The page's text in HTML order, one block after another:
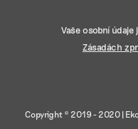
Vaše osobní
Zásadách
Copyright © 2019 - 2020 |